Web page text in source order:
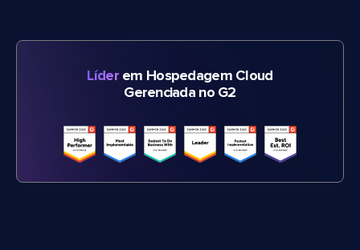
Líderem Hospedagem Cloud
Gerenciada no G2